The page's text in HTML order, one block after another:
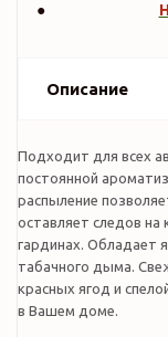
Описание
Подходит для всех
постоянной
распыление
оставляет следов на
гардинах. Обладает
табачного дыма.
красных ягод и
в Вашем доме.